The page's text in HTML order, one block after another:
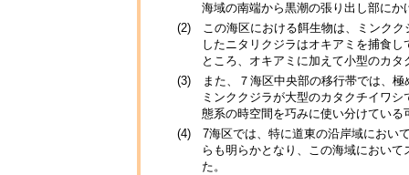
海域の南端から黒潮の張り出し部に
(2) この海区における餌生物は、ミンクク
したニタリクジラはオキアミを捕食
ところ、オキアミに加えて小型のカ
(3) また、７海区中央部の移行帯では、極
ミンククジラが大型のカタクチイワ
態系の時空間を巧みに使い分けている
(4) 7海区では、特に道東の沿岸域におい
らも明らかとなり、この海域におい
た。